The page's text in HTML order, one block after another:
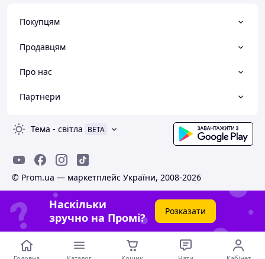
Покупцям
Продавцям
Про нас
Партнери
Тема - світла BETA
© Prom.ua — маркетплейс України, 2008-2026
Наскільки
зручно на Промі?
Розказати